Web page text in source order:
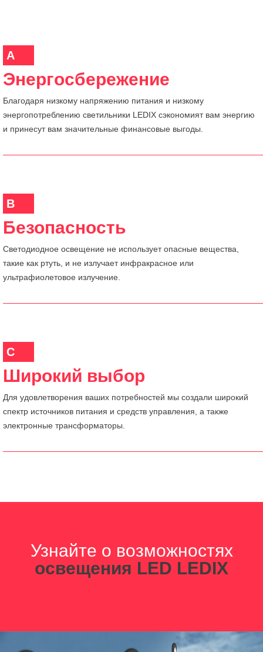
A
Энергосбережение
Благодаря низкому напряжению питания и низкому
энергопотреблению светильники LEDIX сэкономият вам энергию
и принесут вам значительные финансовые выгоды.
B
Безопасность
Светодиодное освещение не использует опасные вещества,
такие как ртуть, и не излучает инфракрасное или
ультрафиолетовое излучение.
C
Широкий выбор
Для удовлетворения ваших потребностей мы создали широкий
спектр источников питания и средств управления, а также
электронные трансформаторы.
Узнайте о возможностях
освещения LED LEDIX